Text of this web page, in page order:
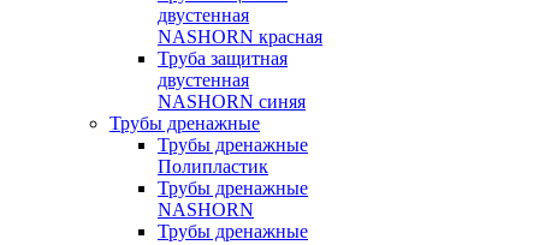
двустенная
NASHORN красная
Труба защитная
двустенная
NASHORN синяя
Трубы дренажные
Трубы дренажные
Полипластик
Трубы дренажные
NASHORN
Трубы дренажные